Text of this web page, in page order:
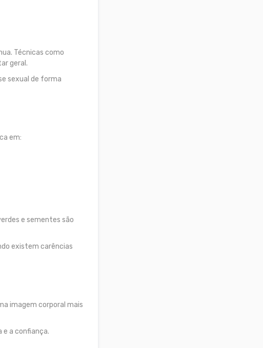
Técnicas como
geral.
sexual de forma
em:
e sementes são
existem carências
imagem corporal mais
e a confiança.